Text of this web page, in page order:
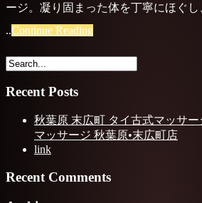
ージ。凝り固まった体を丁寧にほぐし
..Continue Reading
Recent Posts
秋葉原 末広町 タイ古式マッサ
マッサージ 秋葉原•末広町店
link
Recent Comments